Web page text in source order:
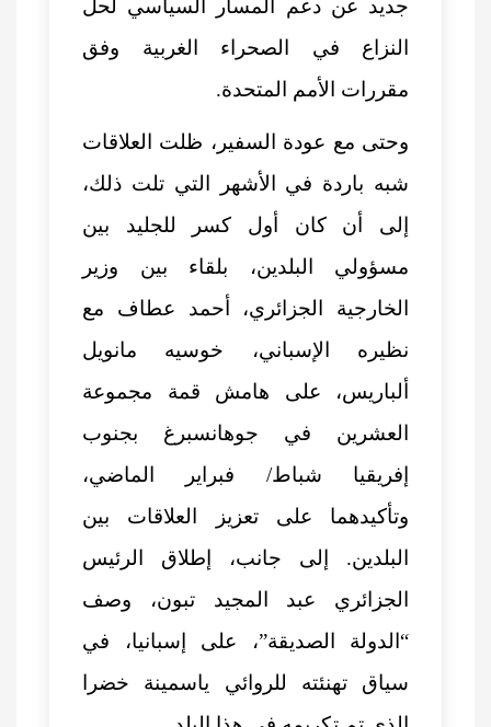
جديد عن دعم المسار السياسي لحل
النزاع في الصحراء الغربية وفق
مقررات الأمم المتحدة.
وحتى مع عودة السفير، ظلت العلاقات
شبه باردة في الأشهر التي تلت ذلك،
إلى أن كان أول كسر للجليد بين
مسؤولي البلدين، بلقاء بين وزير
الخارجية الجزائري،
أحمد عطاف مع
نظيره الإسباني، خوسيه مانويل
ألباريس، على هامش قمة مجموعة
العشرين في جوهانسبرغ بجنوب
إفريقيا شباط/ فبراير الماضي،
وتأكيدهما على تعزيز العلاقات بين
البلدين. إلى جانب، إطلاق الرئيس
الجزائري عبد المجيد تبون، وصف
“الدولة الصديقة”، على إسبانيا، في
سياق تهنئته للروائي ياسمينة خضرا